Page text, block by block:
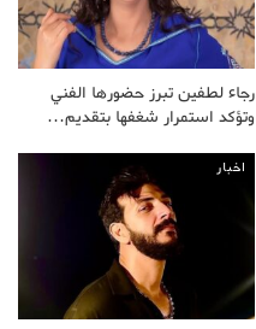
رجاء لطفين تبرز حضورها الفني
وتؤكد استمرار شغفها بتقديم…
اخبار